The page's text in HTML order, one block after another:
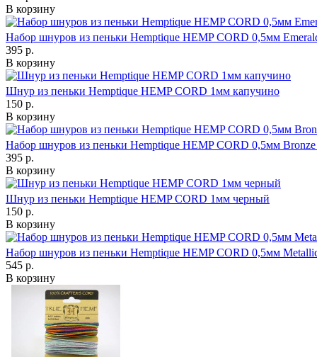
В корзину
Набор шнуров из пеньки Hemptique HEMP CORD 0,5мм
395 р.
В корзину
Шнур из пеньки Hemptique HEMP CORD 1мм капучино
150 р.
В корзину
Набор шнуров из пеньки Hemptique HEMP CORD 0,5мм Bronze
395 р.
В корзину
Шнур из пеньки Hemptique HEMP CORD 1мм черный
150 р.
В корзину
Набор шнуров из пеньки Hemptique HEMP CORD 0,5мм
545 р.
В корзину